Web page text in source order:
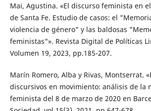
Mai, Agustina. «El discurso feminista en
de Santa Fe. Estudio de casos: el
violencia de género" y las baldosas
feministas"». Revista Digital de Políticas
Volumen 19, 2023, pp.185-207.
Marín Romero, Alba y Rivas, Montserrat.
discursivos en movimiento: análisis de la
feminista del 8 de marzo de 2020 en